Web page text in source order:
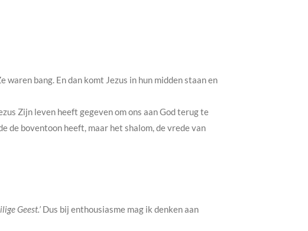
waren bang. En dan komt Jezus in hun midden staan en
Zijn leven heeft gegeven om ons aan God terug te
de boventoon heeft, maar het shalom, de vrede van
Geest.’ Dus bij enthousiasme mag ik denken aan